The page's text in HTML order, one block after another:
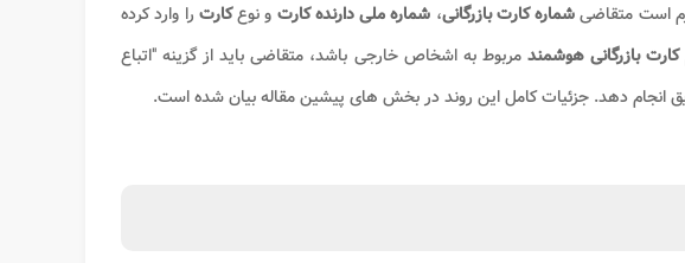
است متقاضیشماره کارت بازرگانی، شماره ملی دارنده کارت و نوعکارت را وارد کرده
کارت بازرگانی هوشمند مربوط به اشخاص خارجی باشد، متقاضی باید از گزینه "اتباع
انجام دهد. جزئیات کامل این روند در بخش های پیشین مقاله بیان شده است.